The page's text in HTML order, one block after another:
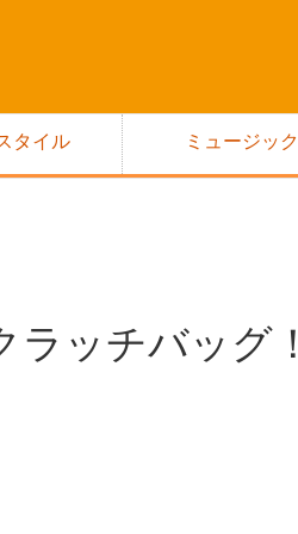
タイル ミュージック
ッチバッグ！